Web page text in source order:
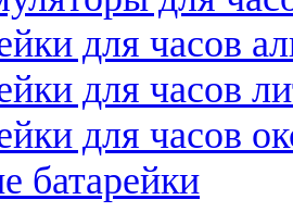
для часов
для часов
для часов
батарейки